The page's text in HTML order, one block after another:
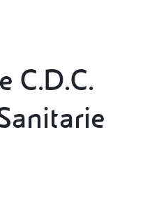
C.D.C.